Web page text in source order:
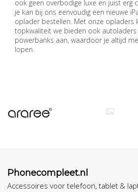
ook geen overbodige luxe en juist erg
je kan bij ons eenvoudig een nieuwe
oplader bestellen. Met onze opladers
topkwaliteit we bieden ook autoladers
powerbanks aan, waardoor je altijd
lopen.
Phonecompleet.nl
Accessoires voor telefoon, tablet &